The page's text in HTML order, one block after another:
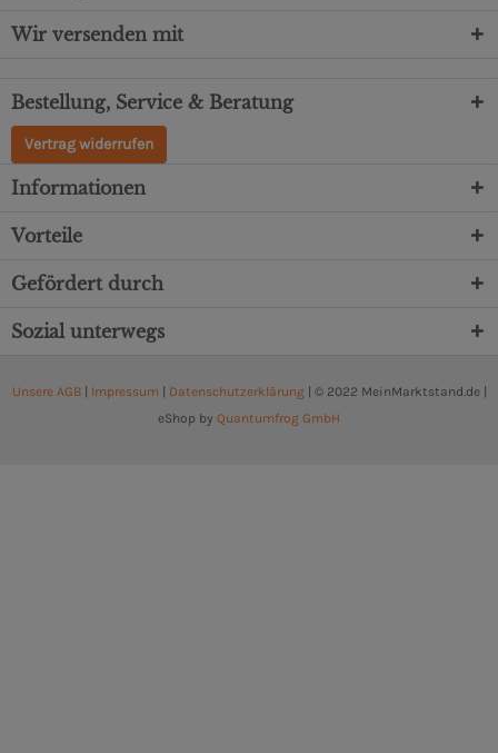
Wir versenden mit
Bestellung, Service & Beratung
Vertrag widerrufen
Informationen
Vorteile
Gefördert durch
Sozial unterwegs
Unsere AGB| Impressum Datenschutzerklärung| © 2022 MeinMarktstand.de |
eShop by Quantumfrog GmbH